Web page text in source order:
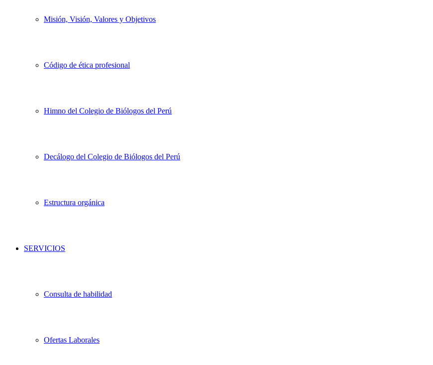
Misión, Visión, Valores y Objetivos
Código de ética profesional
Himno del Colegio de Biólogos del Perú
Decálogo del Colegio de Biólogos del Perú
Estructura orgánica
SERVICIOS
Consulta de habilidad
Ofertas Laborales